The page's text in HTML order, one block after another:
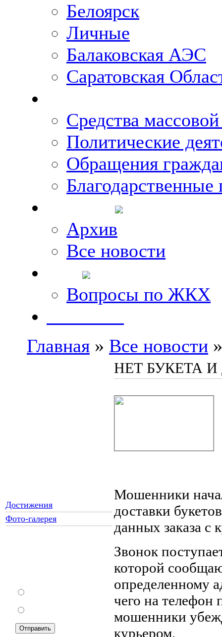
Белоярск
Личные
Балаковская АЭС
Саратовская
Средства
Политические
Обращения
Благодарственные
Архив
Все новости
Вопросы по ЖКХ
Главная » Все новости
Достижения
Фото-галерея
НЕТ БУКЕТА
Мошенники
доставки
данных заказа
Звонок
которой
определенному
чего на телефон
мошенники
курьером.